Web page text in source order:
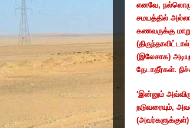
எனவே,
சமயத்தில்
கணவருக்கு
(இலேசாக)
தேடாதீர்கள்.
'இன்னும்
நடுவரையும்,